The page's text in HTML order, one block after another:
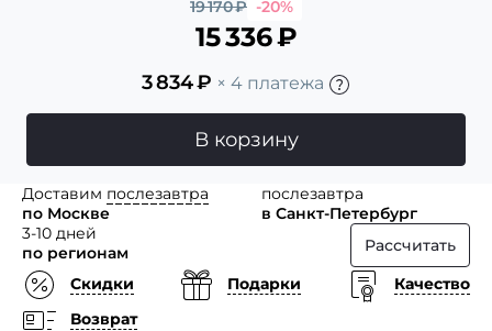
19 170₽ -20%
15 336₽
3 834₽ × 4 платежа
В корзину
Доставим послезавтра
по Москве
послезавтра
в Санкт-Петербург
3-10 дней
по регионам
Рассчитать
Скидки
Подарки
Качество
Возврат